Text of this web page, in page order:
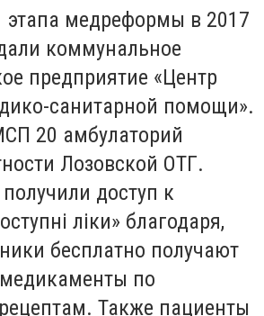
этапа медреформы в 2017
коммунальное
предприятие «Центр
санитарной помощи».
20 амбулаторий
Лозовской ОТГ.
доступ к
ліки» благодаря,
бесплатно получают
по
Также пациенты